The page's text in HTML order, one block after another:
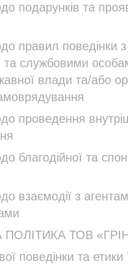
подарунків та
правил поведінки з
та службовими
влади та/або
проведення
благодійної та
взаємодії з
ТОВ
поведінки та